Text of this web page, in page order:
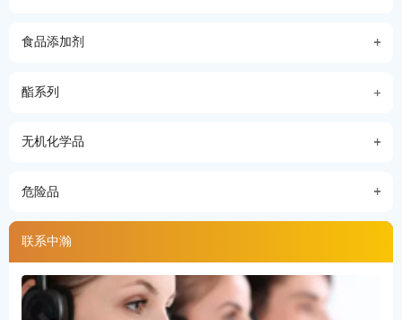
食品添加剂
酯系列
无机化学品
危险品
联系中瀚